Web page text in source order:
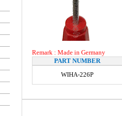
Remark : Made in Germany
PART NUMBER
WIHA-226P